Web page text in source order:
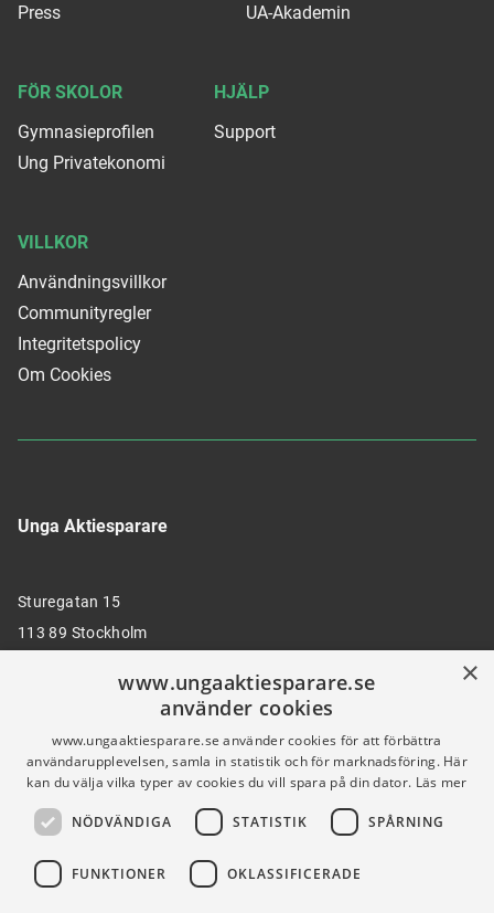
Unga Aktiesparare
Sturegatan 15
113 89 Stockholm
info@ungaaktiesparare.se
Följ oss gärna på sociala medier
Press
UA-Akademin
FÖR SKOLOR
Gymnasieprofilen
Ung Privatekonomi
HJÄLP
Support
VILLKOR
Användningsvillkor
Communityregler
Integritetspolicy
Om Cookies
×
www.ungaaktiesparare.se
använder cookies
www.ungaaktiesparare.se använder cookies för att förbättra
användarupplevelsen, samla in statistik och för marknadsföring. Här
kan du välja vilka typer av cookies du vill spara på din dator. Läs mer
NÖDVÄNDIGA STATISTIK SPÅRNING
FUNKTIONER OKLASSIFICERADE